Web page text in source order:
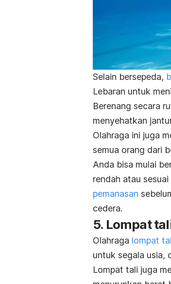
Selain bersepeda,
Lebaran untuk
Berenang secara
menyehatkan
Olahraga ini juga
semua orang dari
Anda bisa mulai
rendah atau
pemanasan
cedera.
5. Lompat
Olahraga lompat
untuk segala usia,
Lompat tali juga